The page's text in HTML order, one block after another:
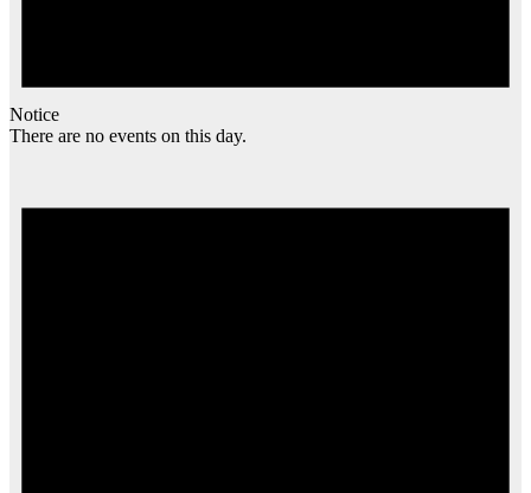
Notice
There are no events on this day.